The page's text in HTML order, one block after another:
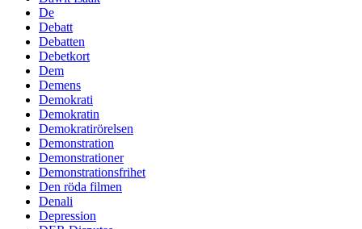
De
Debatt
Debatten
Debetkort
Dem
Demens
Demokrati
Demokratin
Demokratirörelsen
Demonstration
Demonstrationer
Demonstrationsfrihet
Den röda filmen
Denali
Depression